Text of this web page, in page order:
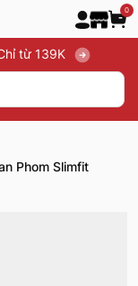
0
từ 139K
Phom Slimfit